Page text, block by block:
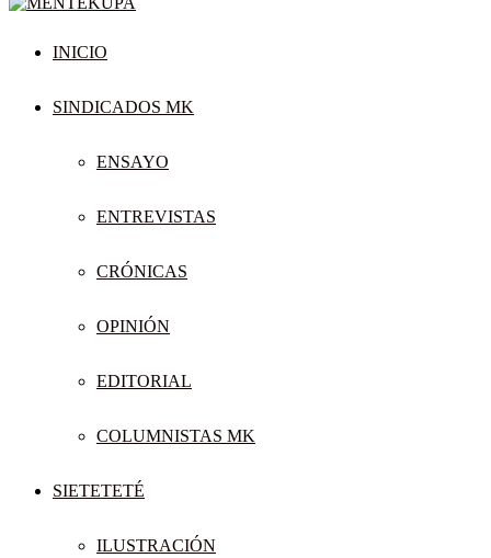
INICIO
SINDICADOS MK
ENSAYO
ENTREVISTAS
CRÓNICAS
OPINIÓN
EDITORIAL
COLUMNISTAS MK
SIETETETÉ
ILUSTRACIÓN